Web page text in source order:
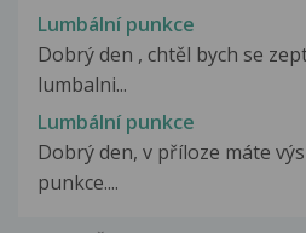
Lumbální punkce
Dobrý den , chtěl bych se
lumbalni...
Lumbální punkce
Dobrý den, v příloze máte
punkce....